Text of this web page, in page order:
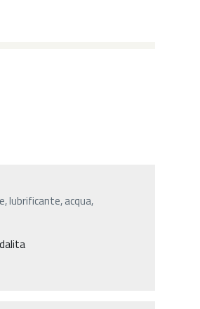
lubrificante, acqua,